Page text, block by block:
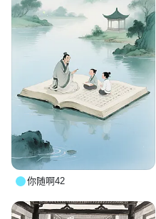
你随啊42